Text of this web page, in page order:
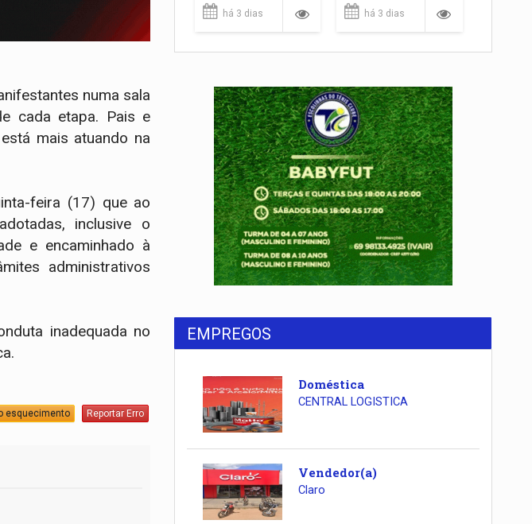
numa sala
cada etapa. Pais e
mais atuando na
feira (17) que ao
inclusive o
e encaminhado à
administrativos
inadequada no
esquecimento Reportar Erro
há 3 dias há 3 dias
EMPREGOS
Doméstica
CENTRAL LOGISTICA
Vendedor(a)
Claro